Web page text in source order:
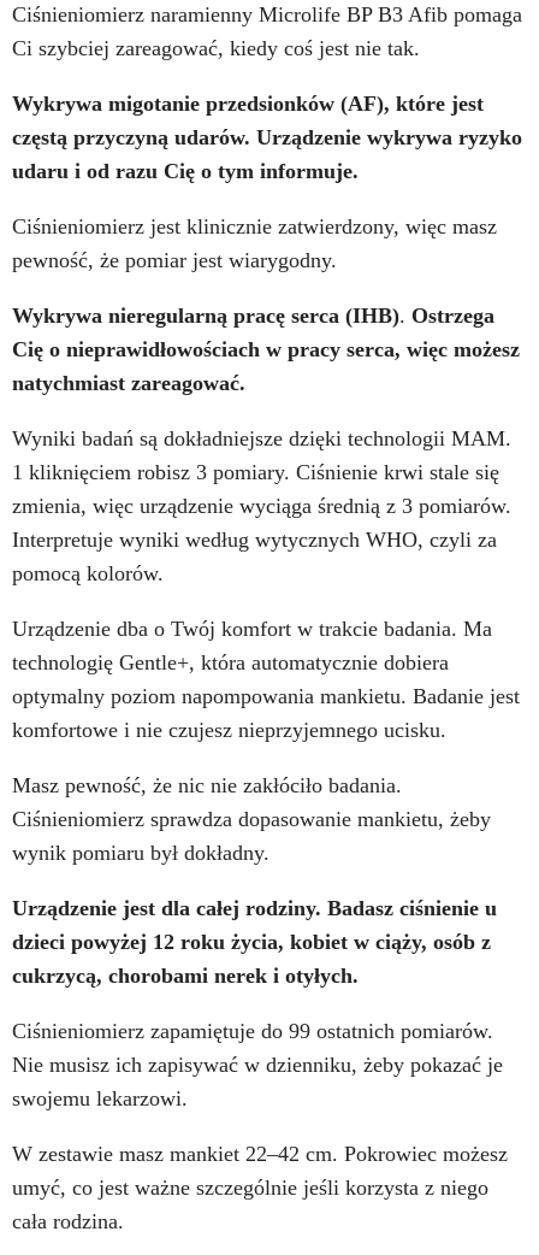
Ciśnieniomierz naramienny Microlife BP B3 Afib pomaga
Ci szybciej zareagować, kiedy coś jest nie tak.
Wykrywa migotanie przedsionków (AF), które jest
częstą przyczyną udarów. Urządzenie wykrywa ryzyko
udaru i od razu Cię o tym informuje.
Ciśnieniomierz jest klinicznie zatwierdzony, więc masz
pewność, że pomiar jest wiarygodny.
Wykrywa nieregularną pracę serca (IHB). Ostrzega
Cię o nieprawidłowościach w pracy serca, więc możesz
natychmiast zareagować.
Wyniki badań są dokładniejsze dzięki technologii MAM.
1 kliknięciem robisz 3 pomiary. Ciśnienie krwi stale się
zmienia, więc urządzenie wyciąga średnią z 3 pomiarów.
Interpretuje wyniki według wytycznych WHO, czyli za
pomocą kolorów.
Urządzenie dba o Twój komfort w trakcie badania. Ma
technologię Gentle+, która automatycznie dobiera
optymalny poziom napompowania mankietu. Badanie jest
komfortowe i nie czujesz nieprzyjemnego ucisku.
Masz pewność, że nic nie zakłóciło badania.
Ciśnieniomierz sprawdza dopasowanie mankietu, żeby
wynik pomiaru był dokładny.
Urządzenie jest dla całej rodziny. Badasz ciśnienie u
dzieci powyżej 12 roku życia, kobiet w ciąży, osób z
cukrzycą, chorobami nerek i otyłych.
Ciśnieniomierz zapamiętuje do 99 ostatnich pomiarów.
Nie musisz ich zapisywać w dzienniku, żeby pokazać je
swojemu lekarzowi.
W zestawie masz mankiet 22–42 cm. Pokrowiec możesz
umyć, co jest ważne szczególnie jeśli korzysta z niego
cała rodzina.